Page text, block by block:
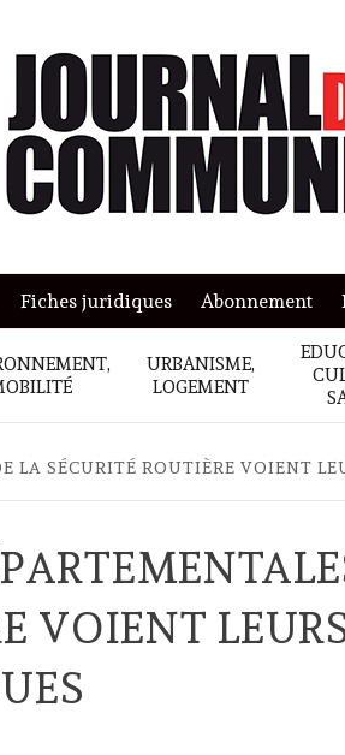
Fiches juridiques Abonnement
URBANISME,
LOGEMENT
LA SÉCURITÉ ROUTIÈRE VOIENT
VOIENT